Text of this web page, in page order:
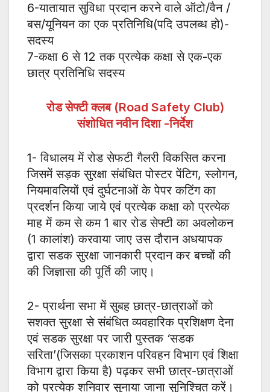
6-यातायात सुविधा प्रदान करने वाले ऑटो/वैन /
बस/यूनियन का एक प्रतिनिधि(पदि उपलब्ध हो)-
सदस्य
7-कक्षा 6 से 12 तक प्रत्येक कक्षा से एक-एक
छात्र प्रतिनिधि सदस्य
रोड सेफ्टी क्लब (Road Safety Club)
संशोधित नवीन दिशा -निर्देश
1- विधालय में रोड सेफटी गैलरी विकसित करना
जिसमें सड़क सुरक्षा संबंधित पोस्टर पेंटिग, स्लोगन,
नियमावलियों एवं दुर्घटनाओं के पेपर कटिंग का
प्रदर्शन किया जाये एवं प्रत्येक कक्षा को प्रत्येक
माह में कम से कम 1 बार रोड सेफ्टी का अवलोकन
(1 कालांश) करवाया जाए उस दौरान अधयापक
द्वारा सडक सुरक्षा जानकारी प्रदान कर बच्चों की
की जिज्ञासा की पूर्ति की जाए।
2- प्रार्थना सभा में सुबह छात्र-छात्राओं को
सशक्त सुरक्षा से संबंधित व्यवहारिक प्रशिक्षण देना
एवं सडक सुरक्षा पर जारी पुस्तक ‘सडक
सरिता’(जिसका प्रकाशन परिवहन विभाग एवं शिक्षा
विभाग द्वारा किया है) पढ़कर सभी छात्र-छात्राओं
को प्रत्येक शनिवार सुनाया जाना सुनिश्चित करें।